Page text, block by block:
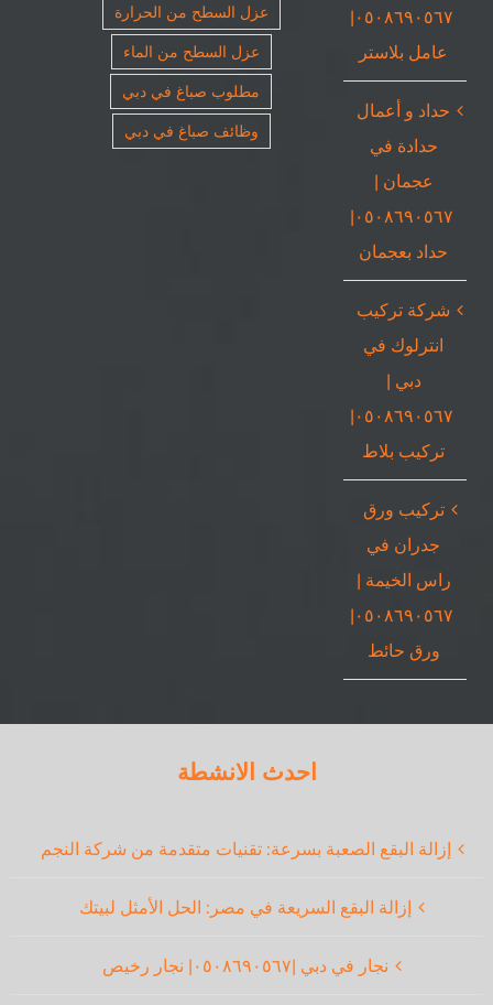
٠٥٠٨٦٩٠٥٦٧|
عامل بلاستر
حداد و أعمال
حدادة في
عجمان |
٠٥٠٨٦٩٠٥٦٧|
حداد بعجمان
شركة تركيب
انترلوك في
دبي |
٠٥٠٨٦٩٠٥٦٧|
تركيب بلاط
تركيب ورق
جدران في
راس الخيمة |
٠٥٠٨٦٩٠٥٦٧|
ورق حائط
عزل السطح من الحرارة
عزل السطح من الماء
مطلوب صباغ في دبي
وظائف صباغ في دبي
احدث الانشطة
إزالة البقع الصعبة بسرعة: تقنيات متقدمة من شركة النجم
إزالة البقع السريعة في مصر: الحل الأمثل لبيتك
نجار في دبي |٠٥٠٨٦٩٠٥٦٧| نجار رخيص